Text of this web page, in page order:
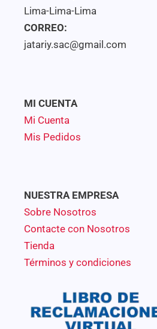
Lima-Lima-Lima
CORREO:
jatariy.sac@gmail.com
MI CUENTA
Mi Cuenta
Mis Pedidos
NUESTRA EMPRESA
Sobre Nosotros
Contacte con Nosotros
Tienda
Términos y condiciones